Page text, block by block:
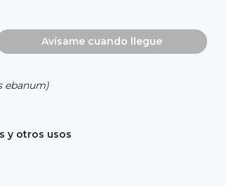
Avísame cuando llegue
ebanum)
y otros usos